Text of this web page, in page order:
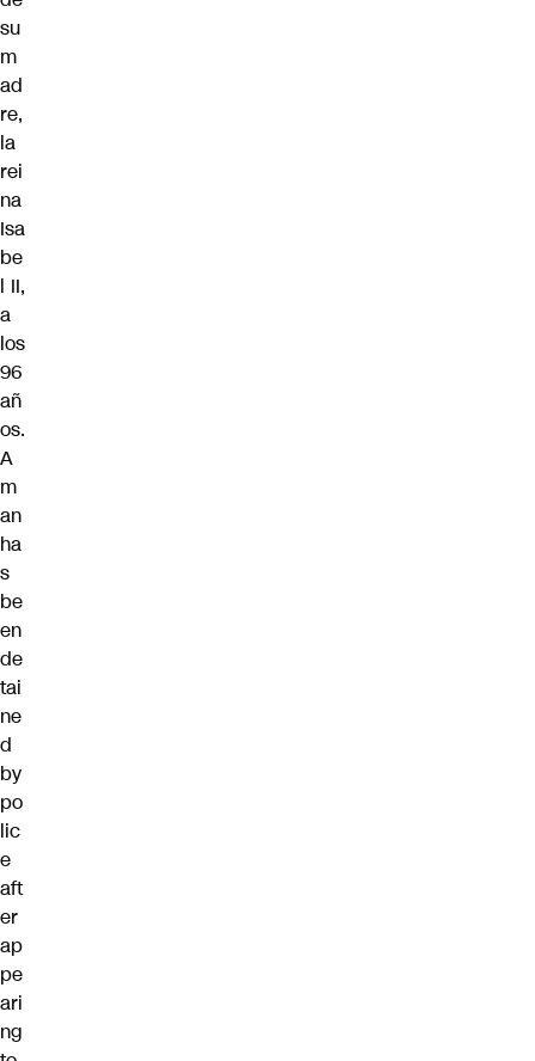
su
m
ad
re,
la
rei
na
Isa
be
l II,
a
los
96
añ
os.
A
m
an
ha
s
be
en
de
tai
ne
d
by
po
lic
e
aft
er
ap
pe
ari
ng